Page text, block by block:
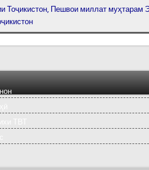
Тоҷикистон, Пешвои миллат муҳтарам